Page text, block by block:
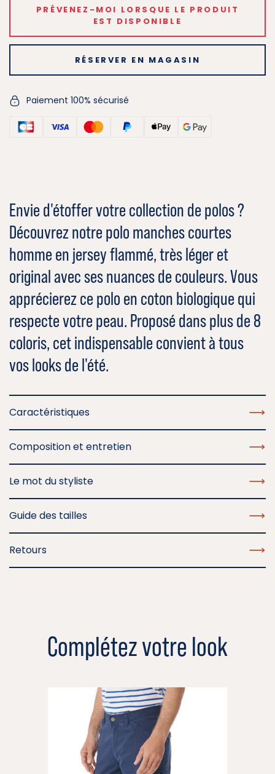
PRÉVENEZ-MOI LORSQUE LE PRODUIT
EST DISPONIBLE
RÉSERVER EN MAGASIN
Paiement 100% sécurisé
Envie d'étoffer votre collection de polos ?
Découvrez notre polo manches courtes
homme en jersey flammé, très léger et
original avec ses nuances de couleurs. Vous
apprécierez ce polo en coton biologique qui
respecte votre peau. Proposé dans plus de 8
coloris, cet indispensable convient à tous
vos looks de l'été.
Caractéristiques
Composition et entretien
Le mot du styliste
Guide des tailles
Retours
Complétez votre look